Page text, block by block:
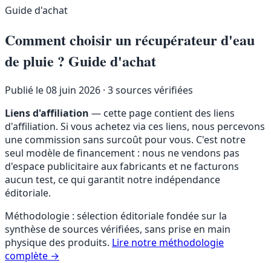
Guide d'achat
Comment choisir un récupérateur d'eau
de pluie ? Guide d'achat
Publié le 08 juin 2026 · 3 sources vérifiées
Liens d'affiliation — cette page contient des liens
d'affiliation. Si vous achetez via ces liens, nous percevons
une commission sans surcoût pour vous. C'est notre
seul modèle de financement : nous ne vendons pas
d'espace publicitaire aux fabricants et ne facturons
aucun test, ce qui garantit notre indépendance
éditoriale.
Méthodologie : sélection éditoriale fondée sur la
synthèse de sources vérifiées, sans prise en main
physique des produits. Lire notre méthodologie
complète →